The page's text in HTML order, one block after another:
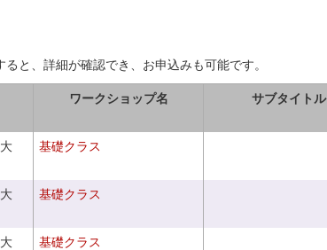
と、詳細が確認でき、お申込みも可能です。
ワークショップ名 サブタイトル
基礎クラス
基礎クラス
基礎クラス